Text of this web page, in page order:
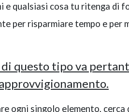
e qualsiasi cosa tu ritenga di
per risparmiare tempo e
questo tipo va
ogni singolo elemento,